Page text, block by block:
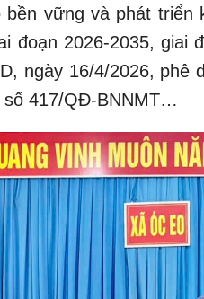
vững và phát triển
đoạn 2026-2035, giai
ngày 16/4/2026, phê
số 417/QĐ-BNNMT…